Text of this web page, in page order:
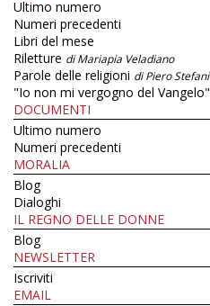
Ultimo numero
Numeri precedenti
Libri del mese
Riletture di Mariapia Veladiano
Parole delle religioni di Piero Stefani
"Io non mi vergogno del Vangelo"
DOCUMENTI
Ultimo numero
Numeri precedenti
MORALIA
Blog
Dialoghi
IL REGNO DELLE DONNE
Blog
NEWSLETTER
Iscriviti
EMAIL